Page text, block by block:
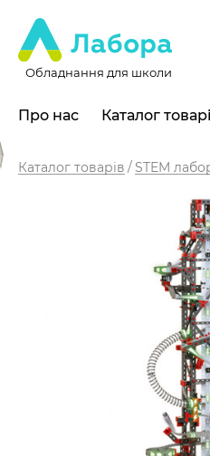
Обладнання для школи
Про нас Каталог
Каталог товарів STEM